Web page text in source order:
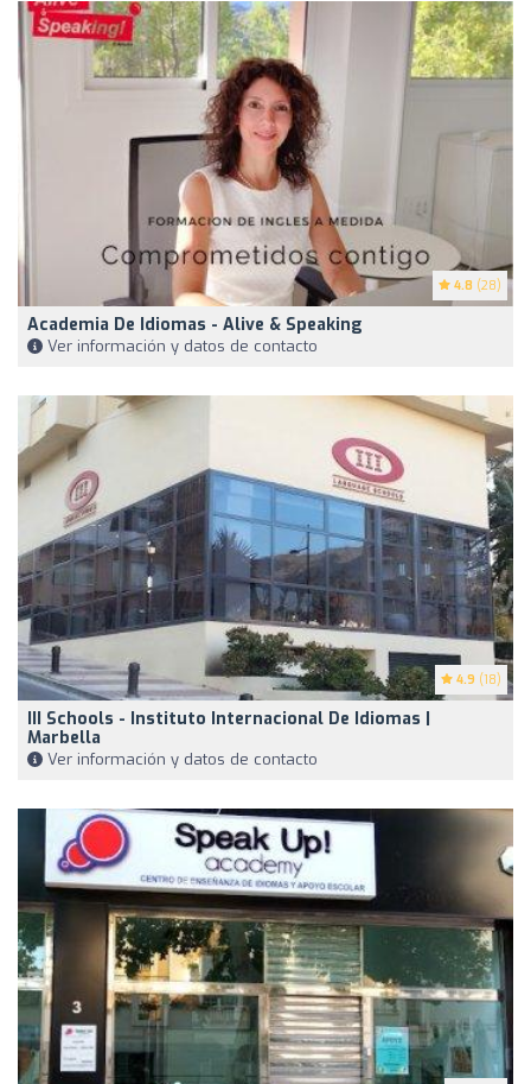
4.8 (28)
Academia De Idiomas - Alive & Speaking
Ver información y datos de contacto
4.9 (18)
III Schools - Instituto Internacional De Idiomas |
Marbella
Ver información y datos de contacto